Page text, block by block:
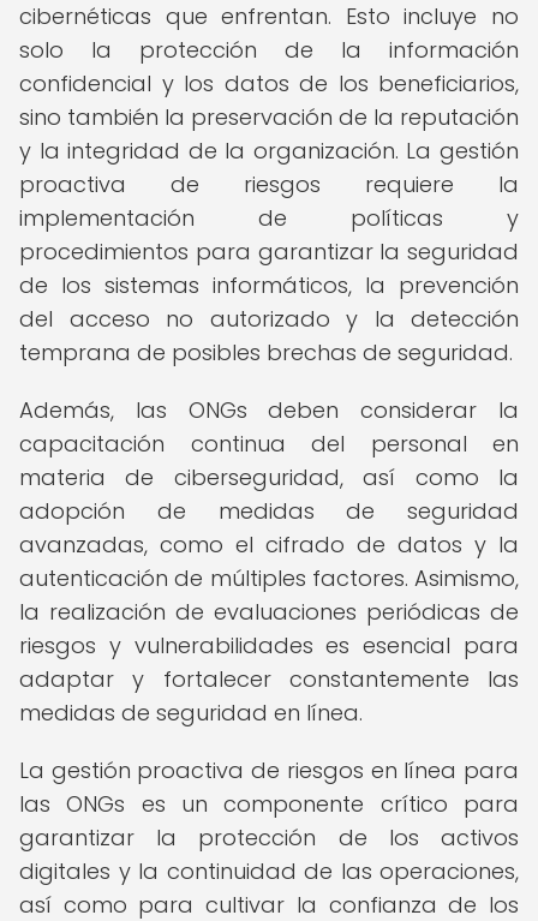
cibernéticas que enfrentan. Esto incluye no
solo la protección de la información
confidencial y los datos de los beneficiarios,
sino también la preservación de la reputación
y la integridad de la organización. La gestión
proactiva de riesgos requiere la
implementación de políticas y
procedimientos para garantizar la seguridad
de los sistemas informáticos, la prevención
del acceso no autorizado y la detección
temprana de posibles brechas de seguridad.
Además, las ONGs deben considerar la
capacitación continua del personal en
materia de ciberseguridad, así como la
adopción de medidas de seguridad
avanzadas, como el cifrado de datos y la
autenticación de múltiples factores. Asimismo,
la realización de evaluaciones periódicas de
riesgos y vulnerabilidades es esencial para
adaptar y fortalecer constantemente las
medidas de seguridad en línea.
La gestión proactiva de riesgos en línea para
las ONGs es un componente crítico para
garantizar la protección de los activos
digitales y la continuidad de las operaciones,
así como para cultivar la confianza de los